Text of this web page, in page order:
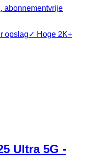
abonnementvrije
opslag✓ Hoge 2K+
Ultra 5G -